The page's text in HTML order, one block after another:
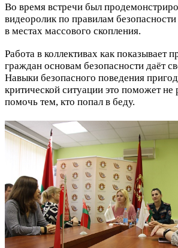
Во время встречи был
видеоролик по правилам
в местах массового скопления.
Работа в коллективах как показывает
граждан основам безопасности даёт
Навыки безопасного поведения
критической ситуации это поможет не
помочь тем, кто попал в беду.